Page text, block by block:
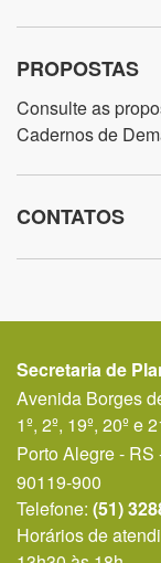
PROPOSTAS
Consulte as
Cadernos de
CONTATOS
Secretaria de
Avenida Borges
1º, 2º, 19º, 20º e
Porto Alegre - RS
90119-900
Telefone: (51)
Horários de